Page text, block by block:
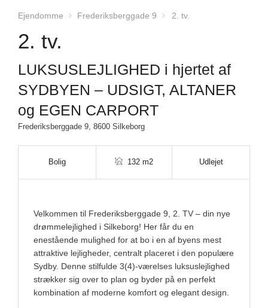
Ejendomme Frederiksberggade 9 2. tv.
2. tv.
LUKSUSLEJLIGHED i hjertet af
SYDBYEN – UDSIGT, ALTANER
og EGEN CARPORT
Frederiksberggade 9, 8600 Silkeborg
Bolig 132 m2 Udlejet
Velkommen til Frederiksberggade 9, 2. TV – din nye
drømmelejlighed i Silkeborg! Her får du en
enestående mulighed for at bo i en af byens mest
attraktive lejligheder, centralt placeret i den populære
Sydby. Denne stilfulde 3(4)-værelses luksuslejlighed
strækker sig over to plan og byder på en perfekt
kombination af moderne komfort og elegant design.